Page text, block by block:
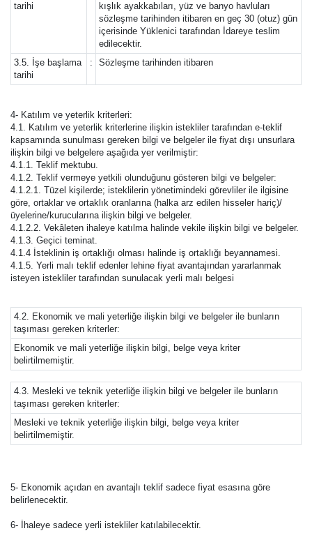
tarihi
kışlık ayakkabıları, yüz ve banyo havluları
sözleşme tarihinden itibaren en geç 30 (otuz) gün
içerisinde Yüklenici tarafından İdareye teslim
edilecektir.
3.5. İşe başlama
tarihi
: Sözleşme tarihinden itibaren
4- Katılım ve yeterlik kriterleri:
4.1. Katılım ve yeterlik kriterlerine ilişkin istekliler tarafından e-teklif
kapsamında sunulması gereken bilgi ve belgeler ile fiyat dışı unsurlara
ilişkin bilgi ve belgelere aşağıda yer verilmiştir:
4.1.1. Teklif mektubu.
4.1.2. Teklif vermeye yetkili olunduğunu gösteren bilgi ve belgeler:
4.1.2.1. Tüzel kişilerde; isteklilerin yönetimindeki görevliler ile ilgisine
göre, ortaklar ve ortaklık oranlarına (halka arz edilen hisseler hariç)/
üyelerine/kurucularına ilişkin bilgi ve belgeler.
4.1.2.2. Vekâleten ihaleye katılma halinde vekile ilişkin bilgi ve belgeler.
4.1.3. Geçici teminat.
4.1.4 İsteklinin iş ortaklığı olması halinde iş ortaklığı beyannamesi.
4.1.5. Yerli malı teklif edenler lehine fiyat avantajından yararlanmak
isteyen istekliler tarafından sunulacak yerli malı belgesi
4.2. Ekonomik ve mali yeterliğe ilişkin bilgi ve belgeler ile bunların
taşıması gereken kriterler:
Ekonomik ve mali yeterliğe ilişkin bilgi, belge veya kriter
belirtilmemiştir.
4.3. Mesleki ve teknik yeterliğe ilişkin bilgi ve belgeler ile bunların
taşıması gereken kriterler:
Mesleki ve teknik yeterliğe ilişkin bilgi, belge veya kriter
belirtilmemiştir.
5- Ekonomik açıdan en avantajlı teklif sadece fiyat esasına göre
belirlenecektir.
6- İhaleye sadece yerli istekliler katılabilecektir.